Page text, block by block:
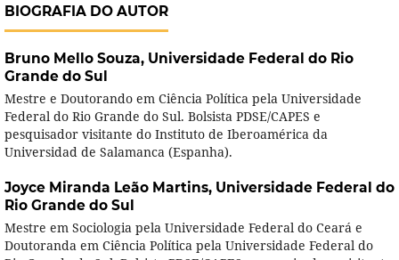
BIOGRAFIA DO AUTOR
Bruno Mello Souza, Universidade Federal do Rio
Grande do Sul
Mestre e Doutorando em Ciência Política pela Universidade
Federal do Rio Grande do Sul. Bolsista PDSE/CAPES e
pesquisador visitante do Instituto de Iberoamérica da
Universidad de Salamanca (Espanha).
Joyce Miranda Leão Martins, Universidade Federal do
Rio Grande do Sul
Mestre em Sociologia pela Universidade Federal do Ceará e
Doutoranda em Ciência Política pela Universidade Federal do